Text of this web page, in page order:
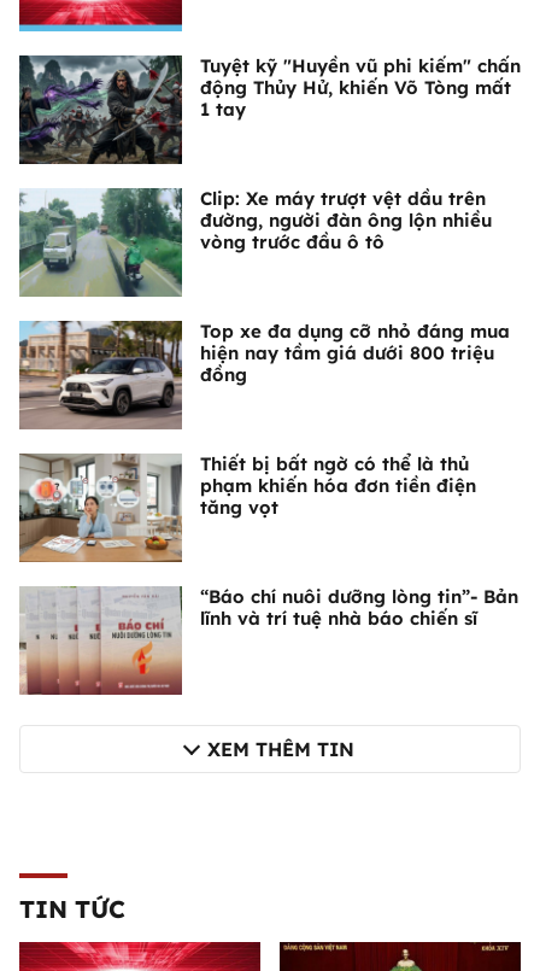
Tuyệt kỹ "Huyền vũ phi kiếm" chấn
động Thủy Hử, khiến Võ Tòng mất
1 tay
Clip: Xe máy trượt vệt dầu trên
đường, người đàn ông lộn nhiều
vòng trước đầu ô tô
Top xe đa dụng cỡ nhỏ đáng mua
hiện nay tầm giá dưới 800 triệu
đồng
Thiết bị bất ngờ có thể là thủ
phạm khiến hóa đơn tiền điện
tăng vọt
“Báo chí nuôi dưỡng lòng tin”- Bản
lĩnh và trí tuệ nhà báo chiến sĩ
XEM THÊM TIN
TIN TỨC